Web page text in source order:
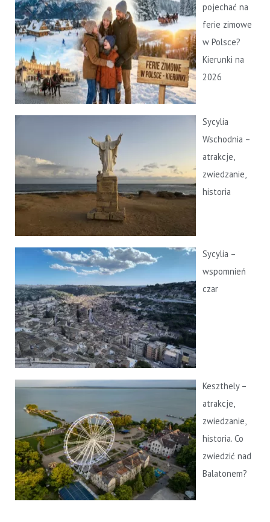
pojechać na
ferie zimowe
w Polsce?
Kierunki na
2026
Sycylia
Wschodnia –
atrakcje,
zwiedzanie,
historia
Sycylia –
wspomnień
czar
Keszthely –
atrakcje,
zwiedzanie,
historia. Co
zwiedzić nad
Balatonem?